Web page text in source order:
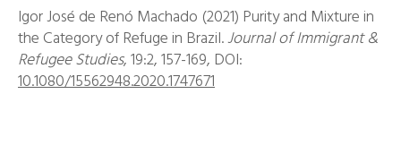
Igor José de Renó Machado (2021) Purity and Mixture in
the Category of Refuge in Brazil.Journal of Immigrant &
Refugee Studies,19:2,157-169, DOI:
10.1080/15562948.2020.1747671